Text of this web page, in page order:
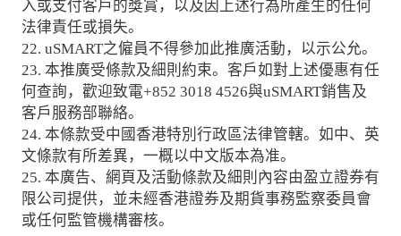
入或支付客戶的獎賞，以及因上述行為所產生的任何
法律責任或損失。
22. uSMART之僱員不得參加此推廣活動，以示公允。
23. 本推廣受條款及細則約束。客戶如對上述優惠有任
何查詢，歡迎致電+852 3018 4526與uSMART銷售及
客戶服務部聯絡。
24. 本條款受中國香港特別行政區法律管轄。如中、英
文條款有所差異，一概以中文版本為准。
25. 本廣告、網頁及活動條款及細則內容由盈立證券有
限公司提供，並未經香港證券及期貨事務監察委員會
或任何監管機構審核。